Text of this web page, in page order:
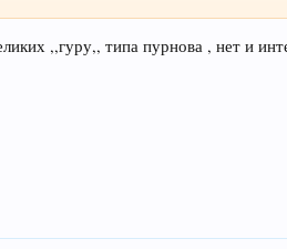
,,гуру,, типа пурнова , нет и